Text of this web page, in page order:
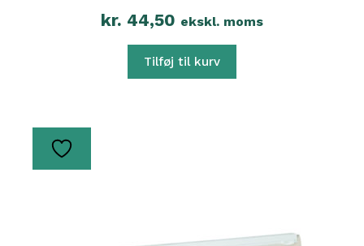
kr. 44,50 ekskl. moms
Tilføj til kurv